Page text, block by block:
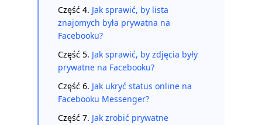
Część 4. Jak sprawić, by lista
znajomych była prywatna na
Facebooku?
Część 5. Jak sprawić, by zdjęcia były
prywatne na Facebooku?
Część 6. Jak ukryć status online na
Facebooku Messenger?
Część 7. Jak zrobić prywatne